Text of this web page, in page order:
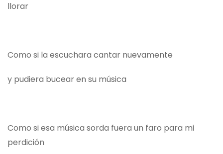
llorar
Como si la escuchara cantar nuevamente
y pudiera bucear en su música
Como si esa música sorda fuera un faro para mi
perdición